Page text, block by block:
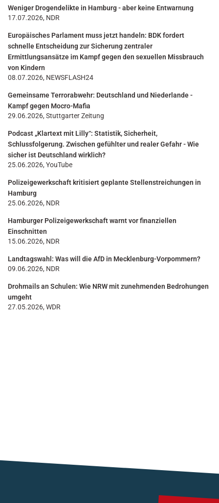
Weniger Drogendelikte in Hamburg - aber keine Entwarnung
17.07.2026, NDR
Europäisches Parlament muss jetzt handeln: BDK fordert
schnelle Entscheidung zur Sicherung zentraler
Ermittlungsansätze im Kampf gegen den sexuellen Missbrauch
von Kindern
08.07.2026, NEWSFLASH24
Gemeinsame Terrorabwehr: Deutschland und Niederlande -
Kampf gegen Mocro-Mafia
29.06.2026, Stuttgarter Zeitung
Podcast „Klartext mit Lilly“: Statistik, Sicherheit,
Schlussfolgerung. Zwischen gefühlter und realer Gefahr - Wie
sicher ist Deutschland wirklich?
25.06.2026, YouTube
Polizeigewerkschaft kritisiert geplante Stellenstreichungen in
Hamburg
25.06.2026, NDR
Hamburger Polizeigewerkschaft warnt vor finanziellen
Einschnitten
15.06.2026, NDR
Landtagswahl: Was will die AfD in Mecklenburg-Vorpommern?
09.06.2026, NDR
Drohmails an Schulen: Wie NRW mit zunehmenden Bedrohungen
umgeht
27.05.2026, WDR